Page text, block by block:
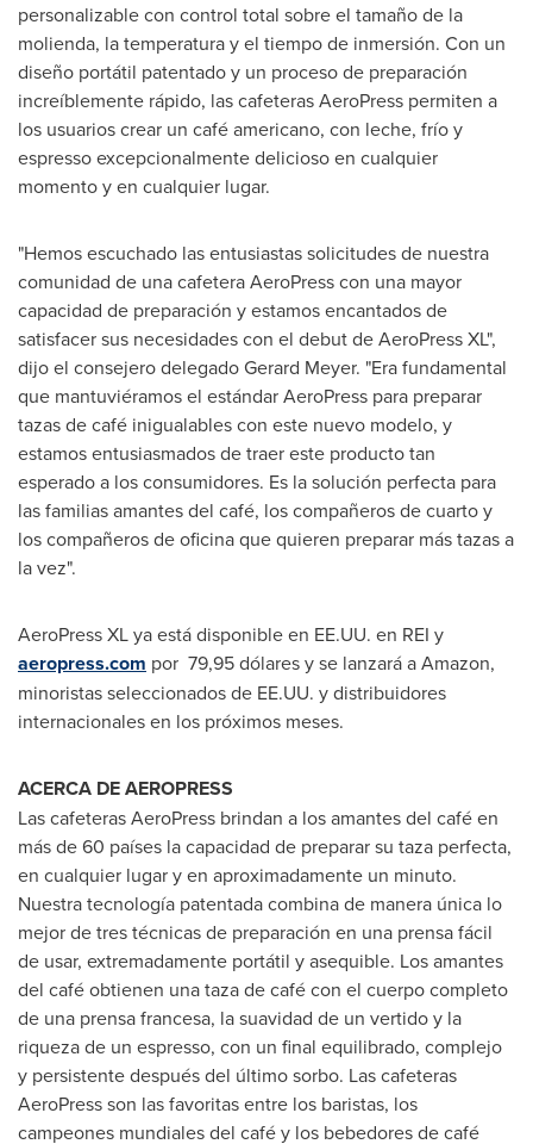
personalizable con control total sobre el tamaño de la
molienda, la temperatura y el tiempo de inmersión. Con un
diseño portátil patentado y un proceso de preparación
increíblemente rápido, las cafeteras AeroPress permiten a
los usuarios crear un café americano, con leche, frío y
espresso excepcionalmente delicioso en cualquier
momento y en cualquier lugar.
"Hemos escuchado las entusiastas solicitudes de nuestra
comunidad de una cafetera AeroPress con una mayor
capacidad de preparación y estamos encantados de
satisfacer sus necesidades con el debut de AeroPress XL",
dijo el consejero delegadoGerard Meyer. "Era fundamental
que mantuviéramos el estándar AeroPress para preparar
tazas de café inigualables con este nuevo modelo, y
estamos entusiasmados de traer este producto tan
esperado a los consumidores. Es la solución perfecta para
las familias amantes del café, los compañeros de cuarto y
los compañeros de oficina que quieren preparar más tazas a
la vez".
AeroPress XL ya está disponible en EE.UU. en REI y
aeropress.com por 79,95 dólares y se lanzará a Amazon,
minoristas seleccionados de EE.UU. y distribuidores
internacionales en los próximos meses.
ACERCA DE AEROPRESS
Las cafeteras AeroPress brindan a los amantes del café en
más de 60 países la capacidad de preparar su taza perfecta,
en cualquier lugar y en aproximadamente un minuto.
Nuestra tecnología patentada combina de manera única lo
mejor de tres técnicas de preparación en una prensa fácil
de usar, extremadamente portátil y asequible. Los amantes
del café obtienen una taza de café con el cuerpo completo
de una prensa francesa, la suavidad de un vertido y la
riqueza de un espresso, con un final equilibrado, complejo
y persistente después del último sorbo. Las cafeteras
AeroPress son las favoritas entre los baristas, los
campeones mundiales del café y los bebedores de café